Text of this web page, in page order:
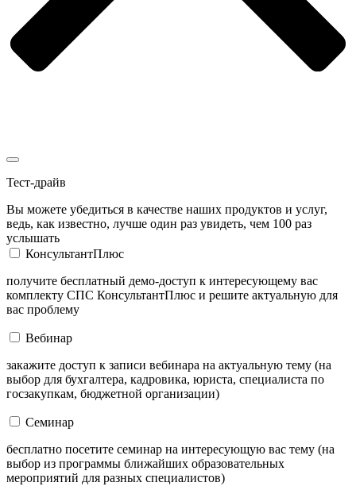
Тест-драйв
Вы можете убедиться в качестве наших продуктов и услуг,
ведь, как известно, лучше один раз увидеть, чем 100 раз
услышать
КонсультантПлюс
получите бесплатный демо-доступ к интересующему вас
комплекту СПС КонсультантПлюс и решите актуальную для
вас проблему
Вебинар
закажите доступ к записи вебинара на актуальную тему (на
выбор для бухгалтера, кадровика, юриста, специалиста по
госзакупкам, бюджетной организации)
Семинар
бесплатно посетите семинар на интересующую вас тему (на
выбор из программы ближайших образовательных
мероприятий для разных специалистов)